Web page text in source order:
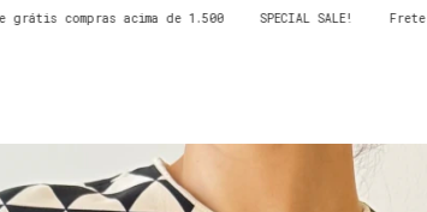
SPECIAL SALE! Frete grátis compras acima de 1.500